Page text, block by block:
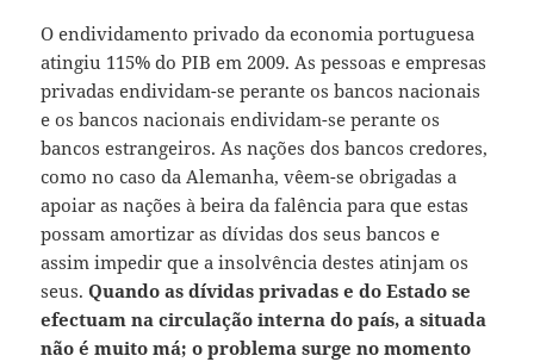
O endividamento privado da economia portuguesa
atingiu 115% do PIB em 2009. As pessoas e empresas
privadas endividam-se perante os bancos nacionais
e os bancos nacionais endividam-se perante os
bancos estrangeiros. As nações dos bancos credores,
como no caso da Alemanha, vêem-se obrigadas a
apoiar as nações à beira da falência para que estas
possam amortizar as dívidas dos seus bancos e
assim impedir que a insolvência destes atinjam os
seus.Quando as dívidas privadas e do Estado se
efectuam na circulação interna do país, a situada
não é muito má; o problema surge no momento